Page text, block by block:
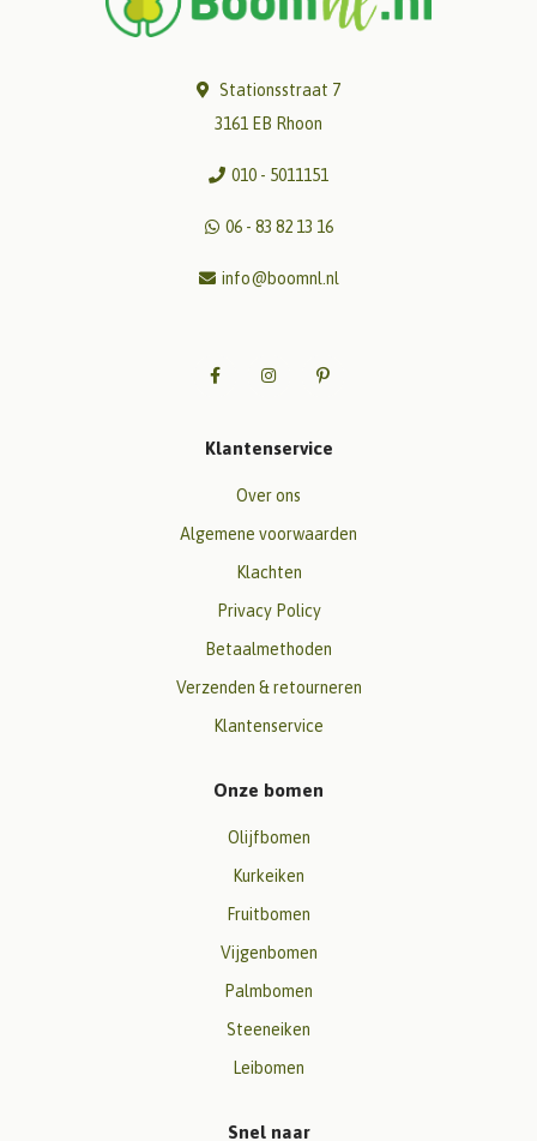
Stationsstraat 7
3161 EB Rhoon
010 - 5011151
06 - 83 82 13 16
info@boomnl.nl
Klantenservice
Over ons
Algemene voorwaarden
Klachten
Privacy Policy
Betaalmethoden
Verzenden & retourneren
Klantenservice
Onze bomen
Olijfbomen
Kurkeiken
Fruitbomen
Vijgenbomen
Palmbomen
Steeneiken
Leibomen
Snel naar